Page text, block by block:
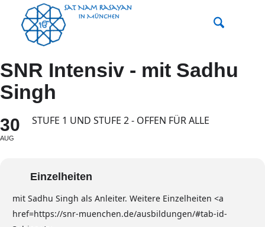
SNR Intensiv - mit Sadhu
Singh
30
AUG
STUFE 1 UND STUFE 2 - OFFEN FÜR ALLE
Einzelheiten
mit Sadhu Singh als Anleiter. Weitere Einzelheiten <a
href=https://snr-muenchen.de/ausbildungen/#tab-id-